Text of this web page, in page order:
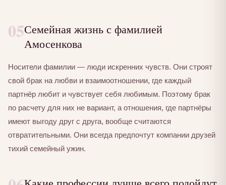
05Семейная жизнь с фамилией
Амосенкова
Носители фамилии — люди искренних чувств. Они строят
свой брак на любви и взаимоотношении, где каждый
партнёр любит и чувствует себя любимым. Поэтому брак
по расчету для них не вариант, а отношения, где партнёры
имеют выгоду друг с друга, вообще считаются
отвратительными. Они всегда предпочтут компании друзей
тихий семейный ужин.